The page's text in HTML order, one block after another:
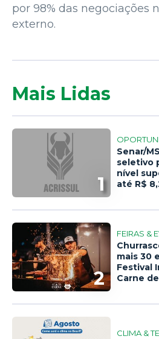
por 98% das negociações
externo.
Mais Lidas
1
Senar/
seletivo
nível
até R$
2
FEIRAS &
mais 30
Festival
Carne
CLIMA &